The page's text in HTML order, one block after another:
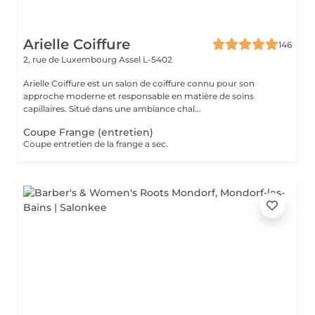
Arielle Coiffure
146
2, rue de Luxembourg Assel L-5402
Arielle Coiffure est un salon de coiffure connu pour son
approche moderne et responsable en matière de soins
capillaires. Situé dans une ambiance chal...
Coupe Frange (entretien)
Coupe entretien de la frange a sec.